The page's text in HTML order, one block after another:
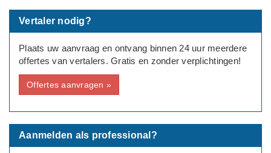
Wat wilt u laten vertalen?
Binnen 1 maand, Website
Brontaal
Vlaams
Doeltaal
Bedrijf
Automotive branche
Vertaler nodig?
Plaats uw aanvraag en ontvang binnen 24 uur meerdere
offertes van vertalers. Gratis en zonder verplichtingen!
Offertes aanvragen »
Aanmelden als professional?